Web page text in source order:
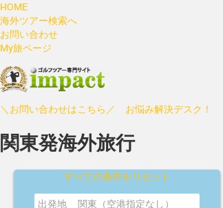
HOME
海外ツアー検索へ
お問い合わせ
My旅ページ
＼お問い合わせはこちら／ お悩み解決デスク！
関東発海外旅行
すべての条件をリセット
出発地
関東（空港指定なし）